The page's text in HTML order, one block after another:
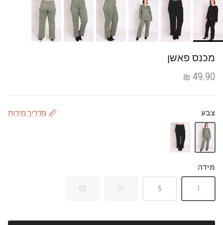
מכנס פאשן
49.90 ₪
צבע מדריך מידות
מידה
1
5
01
02